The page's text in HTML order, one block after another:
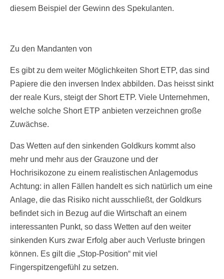
diesem Beispiel der Gewinn des Spekulanten.
Zu den Mandanten von
Es gibt zu dem weiter Möglichkeiten Short ETP, das sind
Papiere die den inversen Index abbilden. Das heisst sinkt
der reale Kurs, steigt der Short ETP. Viele Unternehmen,
welche solche Short ETP anbieten verzeichnen große
Zuwächse.
Das Wetten auf den sinkenden Goldkurs kommt also
mehr und mehr aus der Grauzone und der
Hochrisikozone zu einem realistischen Anlagemodus
Achtung: in allen Fällen handelt es sich natürlich um eine
Anlage, die das Risiko nicht ausschließt, der Goldkurs
befindet sich in Bezug auf die Wirtschaft an einem
interessanten Punkt, so dass Wetten auf den weiter
sinkenden Kurs zwar Erfolg aber auch Verluste bringen
können. Es gilt die „Stop-Position“ mit viel
Fingerspitzengefühl zu setzen.